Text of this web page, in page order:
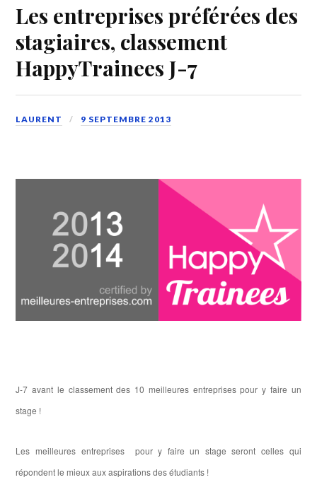
Les entreprises préférées des
stagiaires, classement
HappyTrainees J-7
LAURENT 9 SEPTEMBRE 2013
J-7 avant le classement des 10 meilleures entreprises pour y faire un
stage !
Les meilleures entreprises pour y faire un stage seront celles qui
répondent le mieux aux aspirations des étudiants !